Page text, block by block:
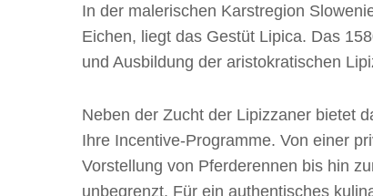
In der malerischen Karstregion
Eichen, liegt das Gestüt Lipica. Das
und Ausbildung der aristokratischen
Neben der Zucht der Lipizzaner bietet
Ihre Incentive-Programme. Von einer
Vorstellung von Pferderennen bis hin
unbegrenzt. Für ein authentisches